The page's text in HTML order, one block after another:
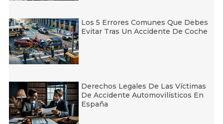
Los 5 Errores Comunes Que Debes
Evitar Tras Un Accidente De Coche
Derechos Legales De Las Víctimas
De Accidente Automovilísticos En
España